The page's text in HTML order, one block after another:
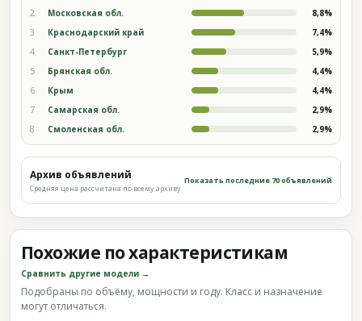
2 Московская обл. 8,8%
3 Краснодарский край 7,4%
4 Санкт-Петербург 5,9%
5 Брянская обл. 4,4%
6 Крым 4,4%
7 Самарская обл. 2,9%
8 Смоленская обл. 2,9%
Архив объявлений
Средняя цена рассчитана по всему архиву
Показать последние 70 объявлений
Похожие по характеристикам
Сравнить другие модели →
Подобраны по объёму, мощности и году. Класс и назначение
могут отличаться.